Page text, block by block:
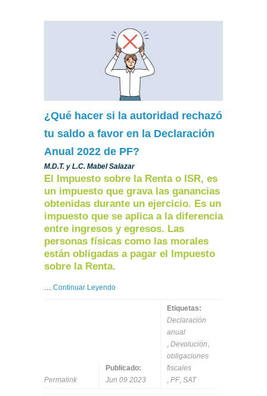
¿Qué hacer si la autoridad rechazó
tu saldo a favor en la Declaración
Anual 2022 de PF?
M.D.T. y L.C. Mabel Salazar
El Impuesto sobre la Renta o ISR, es
un impuesto que grava las ganancias
obtenidas durante un ejercicio. Es un
impuesto que se aplica a la diferencia
entre ingresos y egresos. Las
personas físicas como las morales
están obligadas a pagar el Impuesto
sobre la Renta.
… Continuar Leyendo
Permalink
Publicado:
Jun 09 2023
Etiquetas:
Declaración
anual
, Devolución,
obligaciones
fiscales
, PF, SAT